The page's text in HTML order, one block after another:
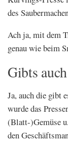
des
Ach ja, mit dem
genau wie beim
Gibts
Ja, auch die gibt
wurde das
(Blatt-)Gemüse
den